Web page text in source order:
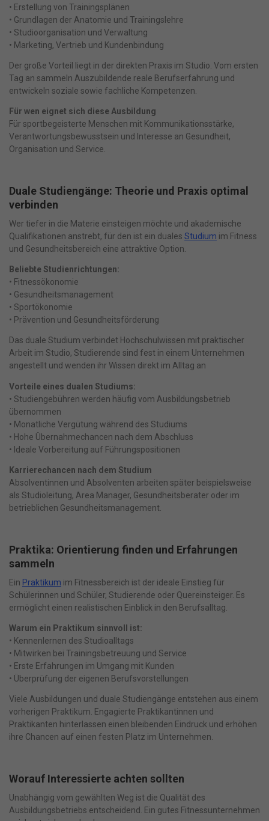
• Erstellung von Trainingsplänen
• Grundlagen der Anatomie und Trainingslehre
• Studioorganisation und Verwaltung
• Marketing, Vertrieb und Kundenbindung
Der große Vorteil liegt in der direkten Praxis im Studio. Vom ersten
Tag an sammeln Auszubildende reale Berufserfahrung und
entwickeln soziale sowie fachliche Kompetenzen.
Für wen eignet sich diese Ausbildung
Für sportbegeisterte Menschen mit Kommunikationsstärke,
Verantwortungsbewusstsein und Interesse an Gesundheit,
Organisation und Service.
Duale Studiengänge: Theorie und Praxis optimal
verbinden
Wer tiefer in die Materie einsteigen möchte und akademische
Qualifikationen anstrebt, für den ist ein duales Studium im Fitness
und Gesundheitsbereich eine attraktive Option.
Beliebte Studienrichtungen:
• Fitnessökonomie
• Gesundheitsmanagement
• Sportökonomie
• Prävention und Gesundheitsförderung
Das duale Studium verbindet Hochschulwissen mit praktischer
Arbeit im Studio, Studierende sind fest in einem Unternehmen
angestellt und wenden ihr Wissen direkt im Alltag an
Vorteile eines dualen Studiums:
• Studiengebühren werden häufig vom Ausbildungsbetrieb
übernommen
• Monatliche Vergütung während des Studiums
• Hohe Übernahmechancen nach dem Abschluss
• Ideale Vorbereitung auf Führungspositionen
Karrierechancen nach dem Studium
Absolventinnen und Absolventen arbeiten später beispielsweise
als Studioleitung, Area Manager, Gesundheitsberater oder im
betrieblichen Gesundheitsmanagement.
Praktika: Orientierung finden und Erfahrungen
sammeln
Ein Praktikum im Fitnessbereich ist der ideale Einstieg für
Schülerinnen und Schüler, Studierende oder Quereinsteiger. Es
ermöglicht einen realistischen Einblick in den Berufsalltag.
Warum ein Praktikum sinnvoll ist:
• Kennenlernen des Studioalltags
• Mitwirken bei Trainingsbetreuung und Service
• Erste Erfahrungen im Umgang mit Kunden
• Überprüfung der eigenen Berufsvorstellungen
Viele Ausbildungen und duale Studiengänge entstehen aus einem
vorherigen Praktikum. Engagierte Praktikantinnen und
Praktikanten hinterlassen einen bleibenden Eindruck und erhöhen
ihre Chancen auf einen festen Platz im Unternehmen.
Worauf Interessierte achten sollten
Unabhängig vom gewählten Weg ist die Qualität des
Ausbildungsbetriebs entscheidend. Ein gutes Fitnessunternehmen